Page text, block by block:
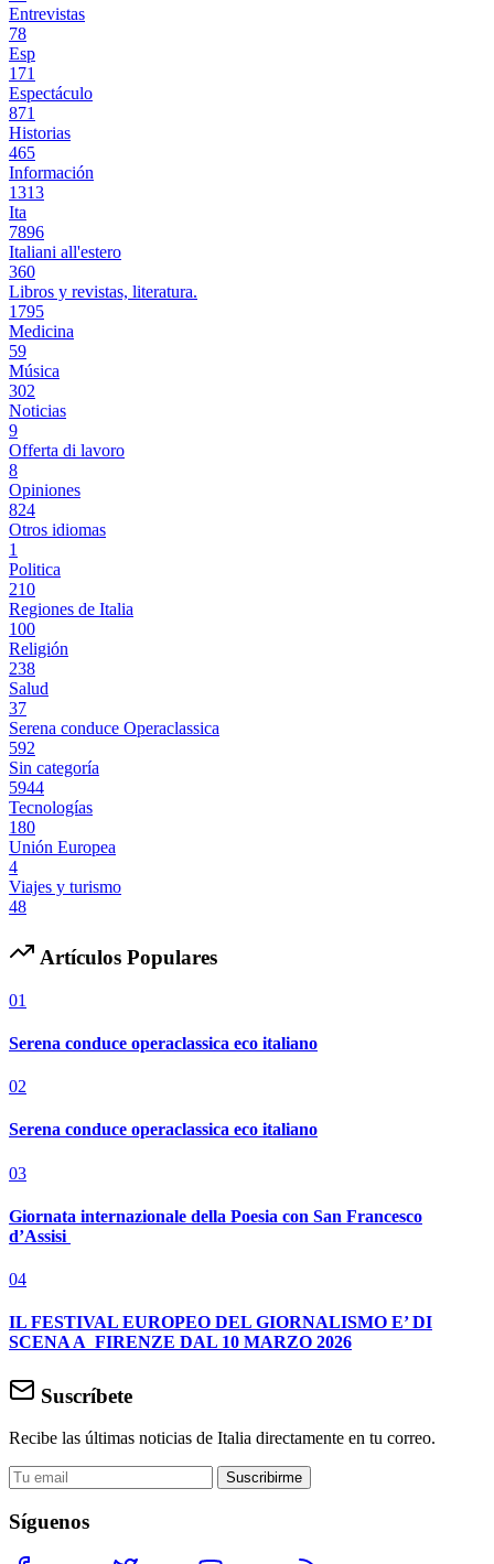
Entrevistas
78
Esp
171
Espectáculo
871
Historias
465
Información
1313
Ita
7896
Italiani all'estero
360
Libros y revistas, literatura.
1795
Medicina
59
Música
302
Noticias
9
Offerta di lavoro
8
Opiniones
824
Otros idiomas
1
Politica
210
Regiones de Italia
100
Religión
238
Salud
37
Serena conduce Operaclassica
592
Sin categoría
5944
Tecnologías
180
Unión Europea
4
Viajes y turismo
48
Artículos Populares
01
Serena conduce operaclassica eco italiano
02
Serena conduce operaclassica eco italiano
03
Giornata internazionale della Poesia con San Francesco
d’Assisi
04
IL FESTIVAL EUROPEO DEL GIORNALISMO E’ DI
SCENA A FIRENZE DAL 10 MARZO 2026
Suscríbete
Recibe las últimas noticias de Italia directamente en tu correo.
Suscribirme
Síguenos